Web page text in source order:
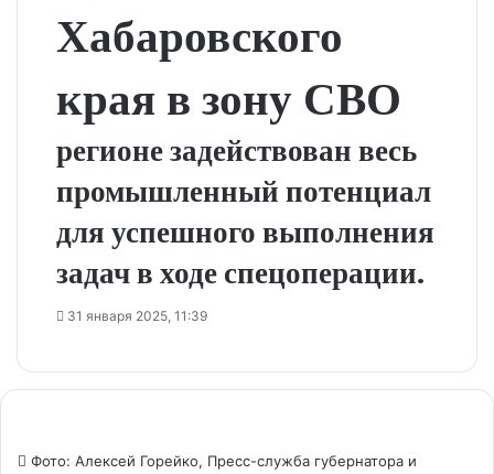
Хабаровского
края в зону СВО
регионе задействован весь
промышленный потенциал
для успешного выполнения
задач в ходе спецоперации.
31 января 2025, 11:39
Фото: Алексей Горейко, Пресс-служба губернатора и